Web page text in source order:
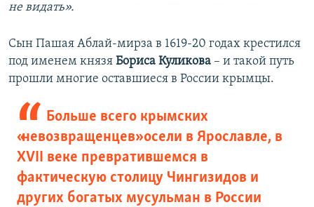
не видать».
Сын Пашая Аблай-мирза в 1619-20 годах крестился
под именем князя Бориса Куликова – и такой путь
прошли многие оставшиеся в России крымцы.
Больше всего крымских
«невозвращенцев» осели в Ярославле, в
XVII веке превратившемся в
фактическую столицу Чингизидов и
других богатых мусульман в России